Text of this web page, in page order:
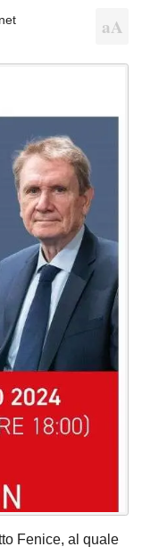
Fenice, al quale